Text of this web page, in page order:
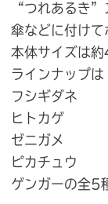
“つれあるき”
傘などに付けて
本体サイズは約
ラインナップは
フシギダネ
ヒトカゲ
ゼニガメ
ピカチュウ
ゲンガーの全5